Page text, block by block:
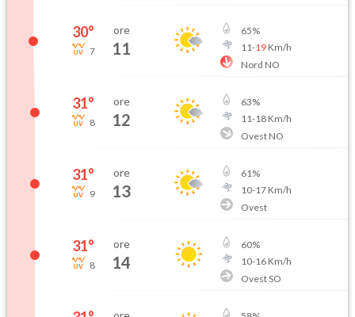
30°
7
ore
11
65%
11-19Km/h
Nord NO
31°
8
ore
12
63%
11-18Km/h
Ovest NO
31°
9
ore
13
61%
10-17Km/h
Ovest
31°
8
ore
14
60%
10-16Km/h
Ovest SO